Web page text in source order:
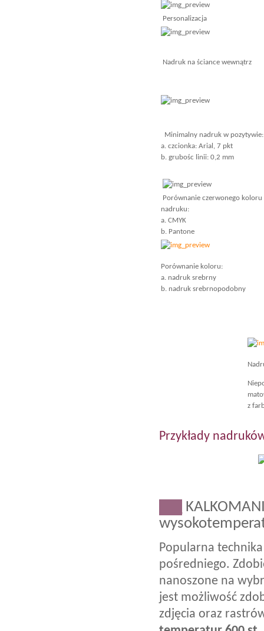
Personalizacja
Nadruk na ściance wewnątrz
Minimalny nadruk w pozytywie:
a. czcionka: Arial, 7 pkt
b. grubośc linii: 0,2 mm
Porównanie czerwonego koloru
nadruku:
a. CMYK
b. Pantone
Porównanie koloru:
a. nadruk srebrny
b. nadruk srebrnopodobny
z
Przykłady
Popularna
pośredniego.
nanoszone na
jest możliwość
zdjęcia oraz